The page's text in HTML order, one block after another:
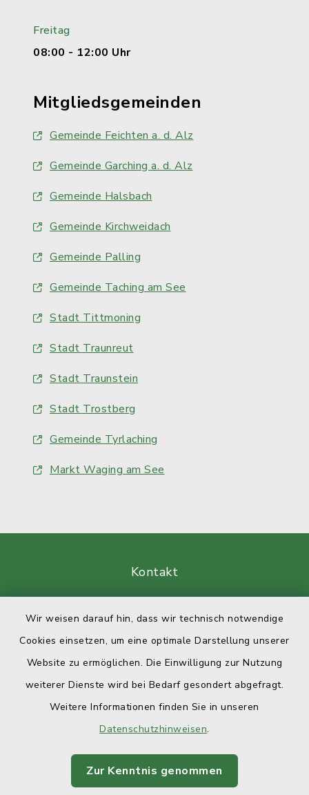
Wir weisen darauf hin, dass wir technisch notwendige
Cookies einsetzen, um eine optimale Darstellung unserer
Website zu ermöglichen. Die Einwilligung zur Nutzung
weiterer Dienste wird bei Bedarf gesondert abgefragt.
Weitere Informationen finden Sie in unseren
Datenschutzhinweisen.
Zur Kenntnis genommen
Freitag
08:00 - 12:00 Uhr
Mitgliedsgemeinden
Gemeinde Feichten a. d. Alz
Gemeinde Garching a. d. Alz
Gemeinde Halsbach
Gemeinde Kirchweidach
Gemeinde Palling
Gemeinde Taching am See
Stadt Tittmoning
Stadt Traunreut
Stadt Traunstein
Stadt Trostberg
Gemeinde Tyrlaching
Markt Waging am See
Kontakt
Datenschutz
Impressum
Sitemap
Cookie-Einstellungen